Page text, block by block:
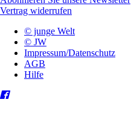
Vertrag widerrufen
© junge Welt
© JW
Impressum/Datenschutz
AGB
Hilfe